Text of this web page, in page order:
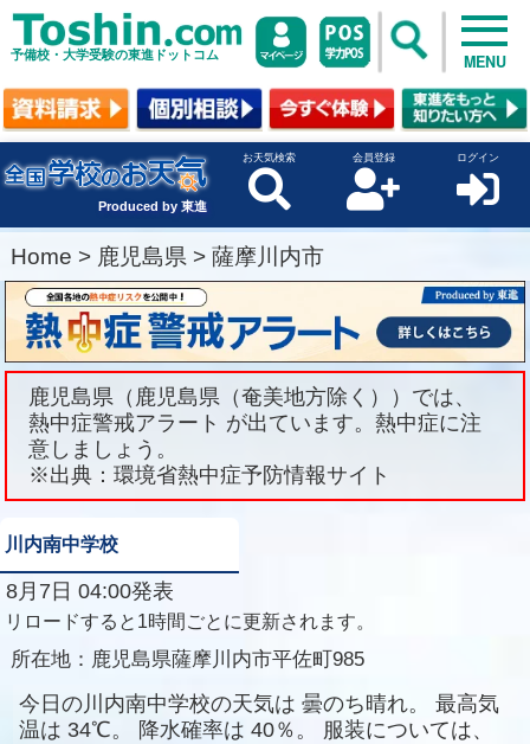
予備校・大学受験の東進ドットコム MENU
Produced by 東進
お天気検索 会員登録 ログイン
Home > 鹿児島県 > 薩摩川内市
鹿児島県（鹿児島県（奄美地方除く））では、
熱中症警戒アラート が出ています。熱中症に注
意しましょう。
※出典：環境省熱中症予防情報サイト
川内南中学校
8月7日 04:00発表
リロードすると1時間ごとに更新されます。
所在地： 鹿児島県薩摩川内市平佐町985
今日の川内南中学校の天気は 曇のち晴れ。
最高気
温は 34℃。 降水確率は 40％。
服装については、